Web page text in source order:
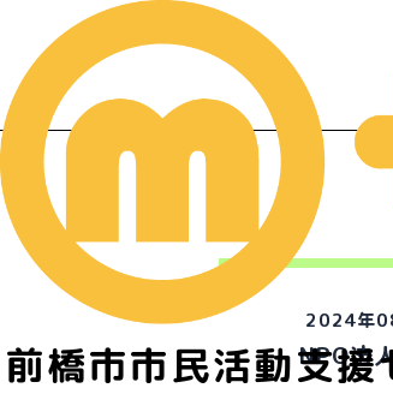
前橋市市民活動支援
2024年
NPO法